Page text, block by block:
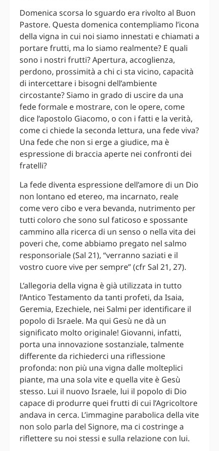
Domenica scorsa lo sguardo era rivolto al Buon
Pastore. Questa domenica contempliamo l’icona
della vigna in cui noi siamo innestati e chiamati a
portare frutti, ma lo siamo realmente? E quali
sono i nostri frutti? Apertura, accoglienza,
perdono, prossimità a chi ci sta vicino, capacità
di intercettare i bisogni dell’ambiente
circostante? Siamo in grado di uscire da una
fede formale e mostrare, con le opere, come
dice l’apostolo Giacomo, o con i fatti e la verità,
come ci chiede la seconda lettura, una fede viva?
Una fede che non si erge a giudice, ma è
espressione di braccia aperte nei confronti dei
fratelli?
La fede diventa espressione dell’amore di un Dio
non lontano ed etereo, ma incarnato, reale
come vero cibo e vera bevanda, nutrimento per
tutti coloro che sono sul faticoso e spossante
cammino alla ricerca di un senso o nella vita dei
poveri che, come abbiamo pregato nel salmo
responsoriale (Sal 21), “verranno saziati e il
vostro cuore vive per sempre” (cfr Sal 21, 27).
L’allegoria della vigna è già utilizzata in tutto
l’Antico Testamento da tanti profeti, da Isaia,
Geremia, Ezechiele, nei Salmi per identificare il
popolo di Israele. Ma qui Gesù ne dà un
significato molto originale! Giovanni, infatti,
porta una innovazione sostanziale, talmente
differente da richiederci una riflessione
profonda: non più una vigna dalle molteplici
piante, ma una sola vite e quella vite è Gesù
stesso. Lui il nuovo Israele, lui il popolo di Dio
capace di produrre quei frutti di cui l’Agricoltore
andava in cerca. L’immagine parabolica della vite
non solo parla del Signore, ma ci costringe a
riflettere su noi stessi e sulla relazione con lui.